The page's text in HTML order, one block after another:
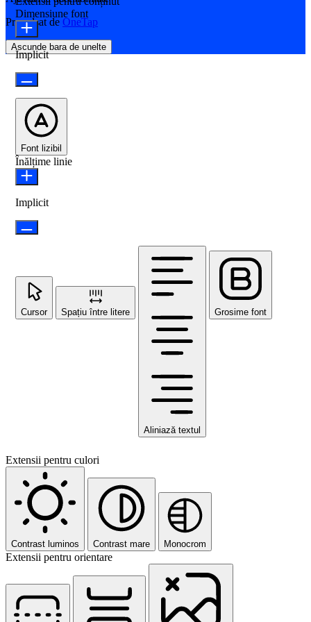
Propulsat de OneTap
Ascunde bara de unelte
Dimensiune font
Implicit
Font lizibil
Înălțime linie
Implicit
Cursor Spațiu între litere
Aliniază textul
Grosime font
Extensii pentru culori
Contrast luminos Contrast mare Monocrom
Extensii pentru orientare